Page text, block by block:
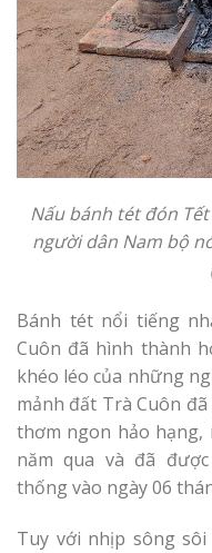
Nấu bánh tét đón
người dân Nam bộ
Bánh tét nổi tiếng
Cuôn đã hình thành
khéo léo của những
mảnh đất Trà Cuôn
thơm ngon hảo hạng,
năm qua và đã
thống vào ngày 06
Tuy với nhịp sông